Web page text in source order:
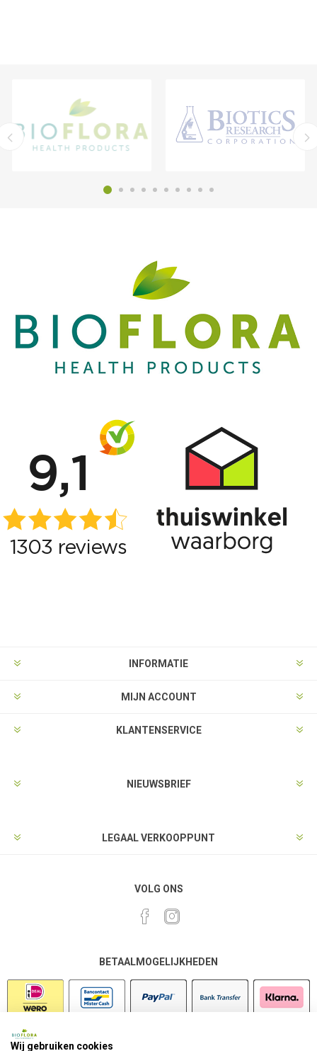
INFORMATIE
MIJN ACCOUNT
KLANTENSERVICE
NIEUWSBRIEF
LEGAAL VERKOOPPUNT
VOLG ONS
BETAALMOGELIJKHEDEN
Wij gebruiken cookies